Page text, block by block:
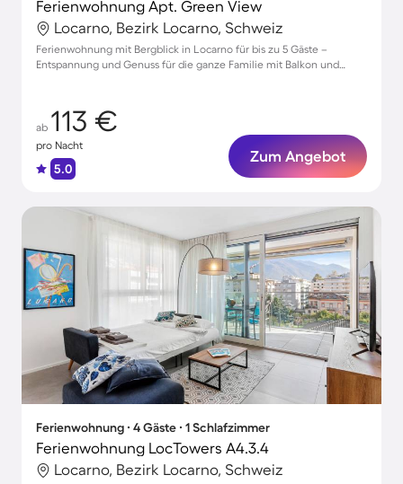
Ferienwohnung Apt. Green View
Locarno, Bezirk Locarno, Schweiz
Ferienwohnung mit Bergblick in Locarno für bis zu 5 Gäste –
Entspannung und Genuss für die ganze Familie mit Balkon und
ab 113 €
pro Nacht
5.0
Zum Angebot
Ferienwohnung ∙ 4 Gäste ∙ 1 Schlafzimmer
Ferienwohnung LocTowers A4.3.4
Locarno, Bezirk Locarno, Schweiz